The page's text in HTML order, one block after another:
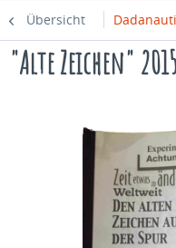
Übersicht
"Alte Zeichen"